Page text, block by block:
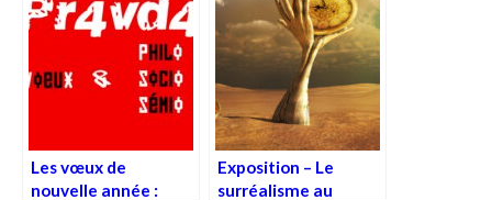
Les vœux de
nouvelle année :
Exposition – Le
surréalisme au